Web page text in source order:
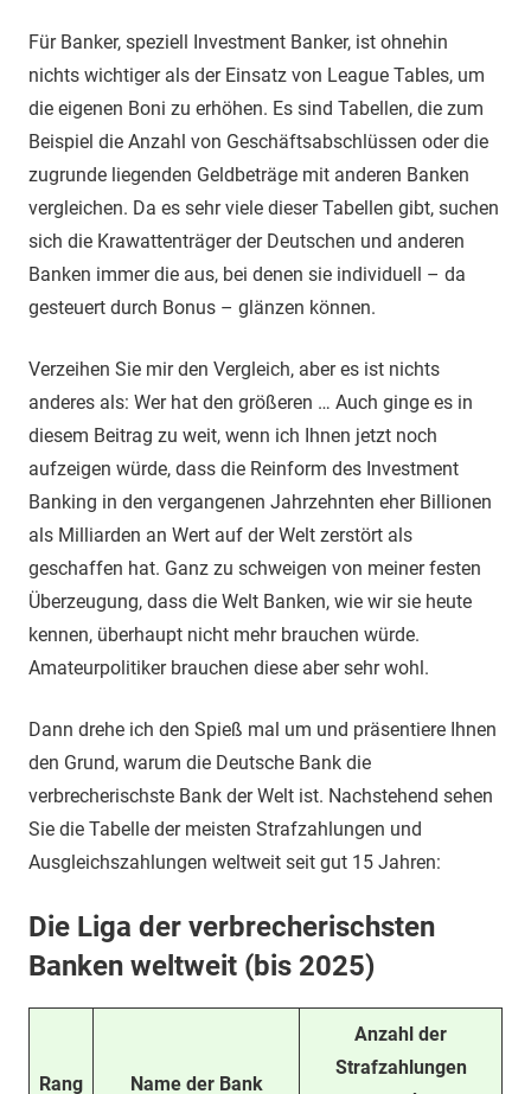
Für Banker, speziell Investment Banker, ist ohnehin
nichts wichtiger als der Einsatz von League Tables, um
die eigenen Boni zu erhöhen. Es sind Tabellen, die zum
Beispiel die Anzahl von Geschäftsabschlüssen oder die
zugrunde liegenden Geldbeträge mit anderen Banken
vergleichen. Da es sehr viele dieser Tabellen gibt, suchen
sich die Krawattenträger der Deutschen und anderen
Banken immer die aus, bei denen sie individuell – da
gesteuert durch Bonus – glänzen können.
Verzeihen Sie mir den Vergleich, aber es ist nichts
anderes als: Wer hat den größeren … Auch ginge es in
diesem Beitrag zu weit, wenn ich Ihnen jetzt noch
aufzeigen würde, dass die Reinform des Investment
Banking in den vergangenen Jahrzehnten eher Billionen
als Milliarden an Wert auf der Welt zerstört als
geschaffen hat. Ganz zu schweigen von meiner festen
Überzeugung, dass die Welt Banken, wie wir sie heute
kennen, überhaupt nicht mehr brauchen würde.
Amateurpolitiker brauchen diese aber sehr wohl.
Dann drehe ich den Spieß mal um und präsentiere Ihnen
den Grund, warum die Deutsche Bank die
verbrecherischste Bank der Welt ist. Nachstehend sehen
Sie die Tabelle der meisten Strafzahlungen und
Ausgleichszahlungen weltweit seit gut 15 Jahren:
Die Liga der verbrecherischsten
Banken weltweit (bis 2025)
Rang Name der Bank
Anzahl der
Strafzahlungen